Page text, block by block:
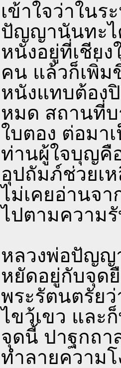
เข้าใจว่าใน
ปัญญานันทะไ
หนังอยู่ที่เชีย
คน แล้วก็เพิ่ม
หนังแทบต้อง
หมด สถานที่บ
ใบตอง ต่อมา
ท่านผู้ใจบุญคื
อุปถัมภ์ช่วยเ
ไม่เคยอ่านจา
ไปตามความ
หลวงพ่อปัญญ
หยัดอยู่กับจุด
พระรัตนตรัย
ไขว้เขว และ
จุดนี้ ปาฐกถา
ทำลายความ